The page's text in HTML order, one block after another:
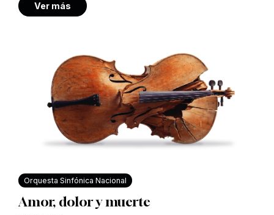
Ver más
Orquesta Sinfónica Nacional
Amor, dolor y muerte